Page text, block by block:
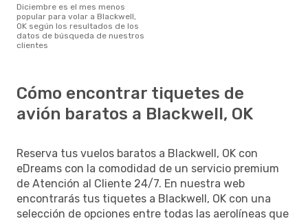
diciembre es el mes menos
popular para volar a Blackwell,
OK según los resultados de los
datos de búsqueda de nuestros
clientes
Cómo encontrar tiquetes de
avión baratos a Blackwell, OK
Reserva tus vuelos baratos a Blackwell, OK con
eDreams con la comodidad de un servicio premium
de Atención al Cliente 24/7. En nuestra web
encontrarás tus tiquetes a Blackwell, OK con una
selección de opciones entre todas las aerolíneas que